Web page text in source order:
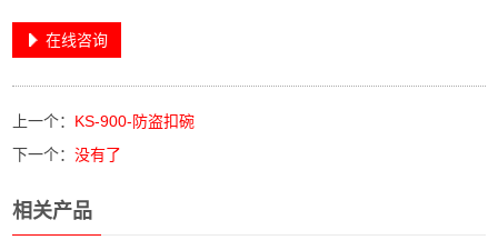
在线咨询
上一个： KS-900-防盗扣碗
下一个：没有了
相关产品